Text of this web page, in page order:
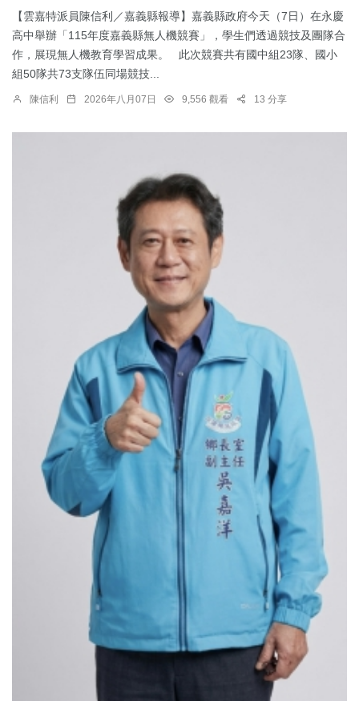
【雲嘉特派員陳信利／嘉義縣報導】嘉義縣政府今天（7日）在永慶
高中舉辦「115年度嘉義縣無人機競賽」，學生們透過競技及團隊合
作，展現無人機教育學習成果。 此次競賽共有國中組23隊、國小
組50隊共73支隊伍同場競技...
陳信利 2026年八月07日 9,556 觀看 13 分享